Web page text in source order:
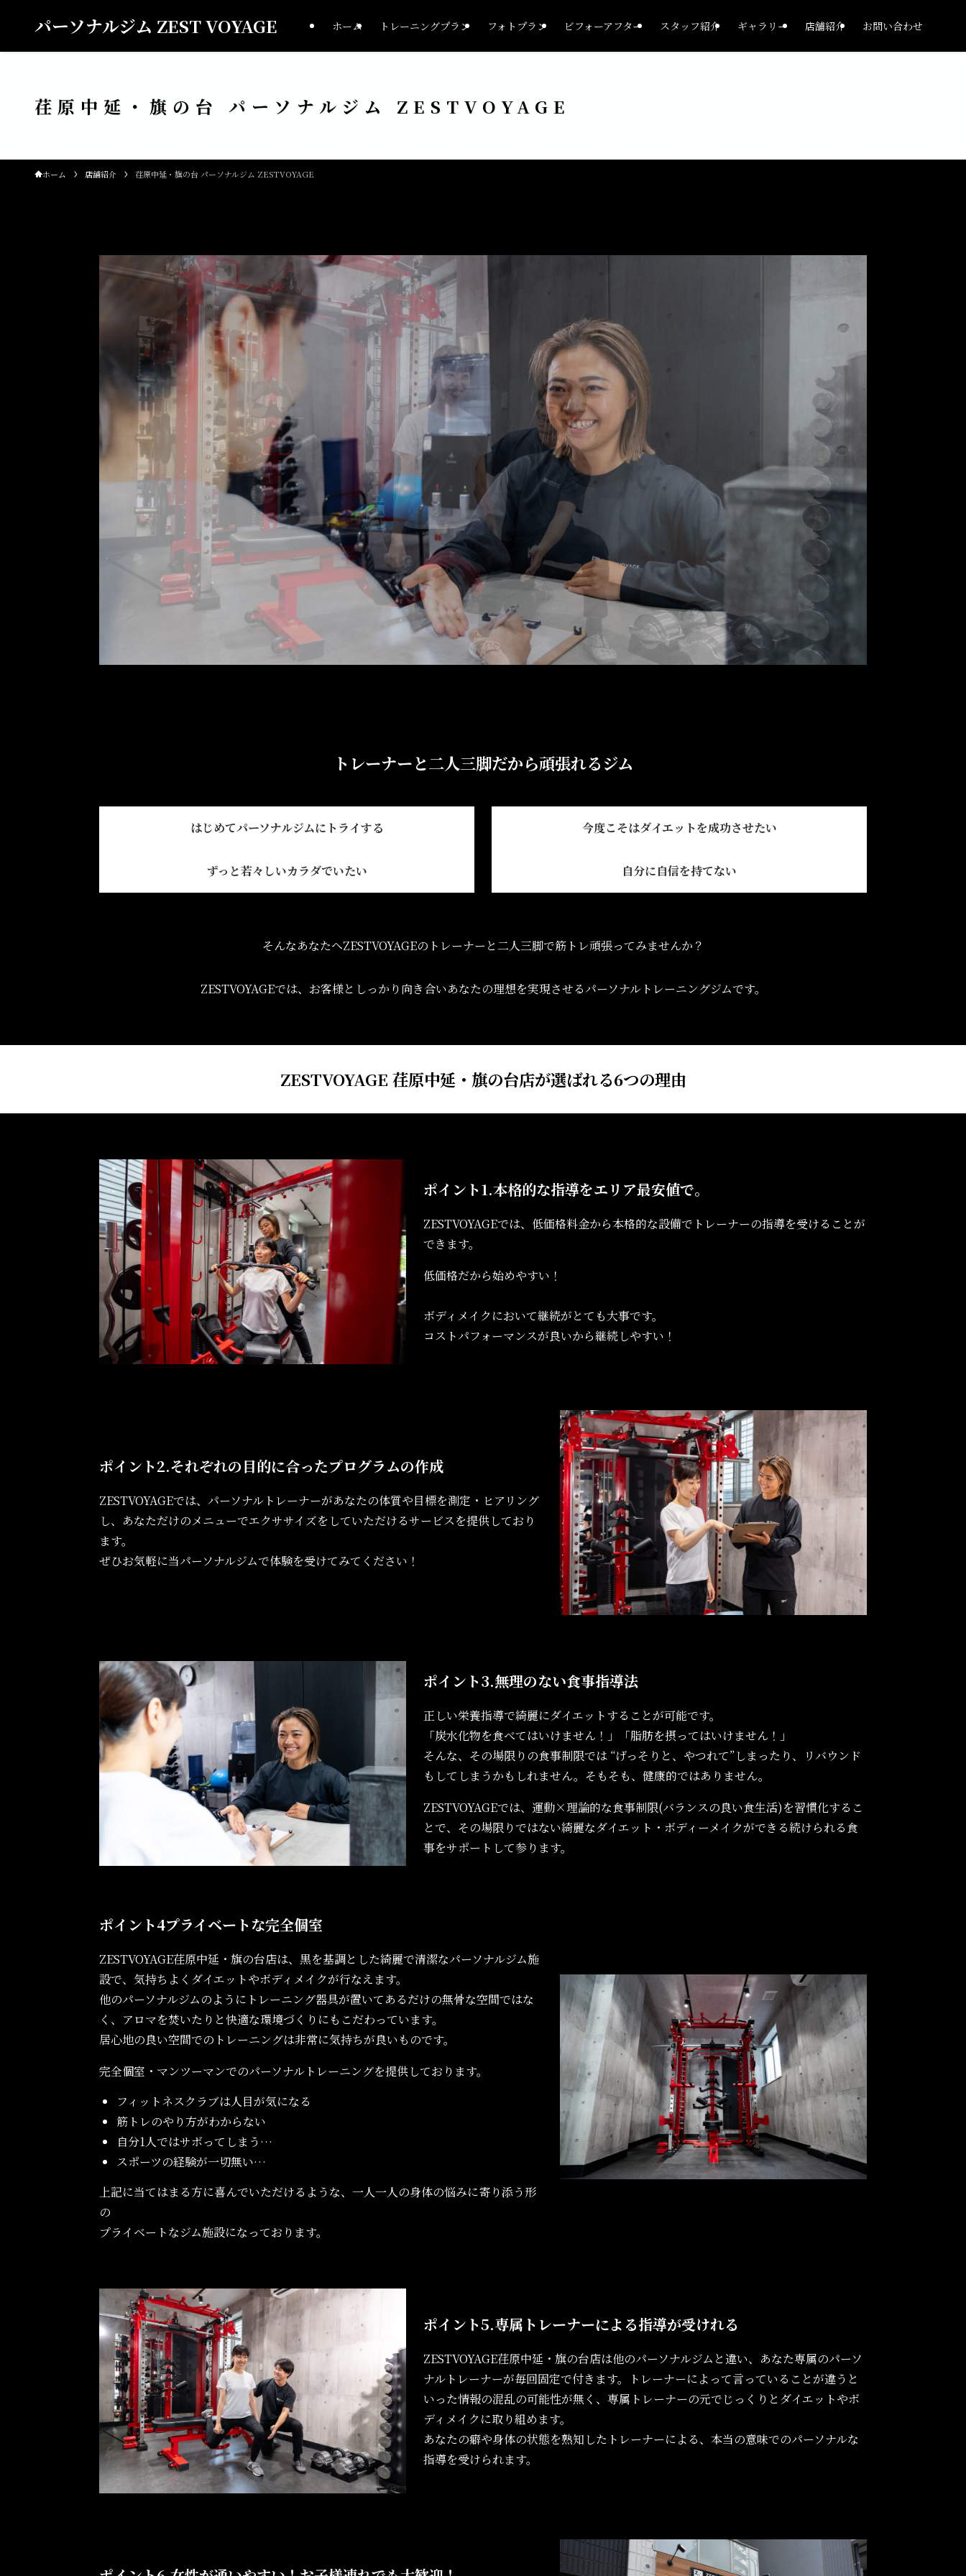
パーソナルジム ZEST VOYAGE ホーム トレーニングプラン フォトプラン ビフォーアフター スタッフ紹介 ギャラリー 店舗紹介 お問い合わせ
荏原中延・旗の台 パーソナルジム ZESTVOYAGE
ホーム 店舗紹介 荏原中延・旗の台 パーソナルジム ZESTVOYAGE
トレーナーと二人三脚だから頑張れるジム
はじめてパーソナルジムにトライする 今度こそはダイエットを成功させたい
ずっと若々しいカラダでいたい 自分に自信を持てない
そんなあなたへZESTVOYAGEの トレーナーと二人三脚で筋トレ頑張ってみませんか？
ZESTVOYAGEでは、 お客様としっかり向き合いあなたの理想を実現させるパーソナルトレーニングジムです。
ZESTVOYAGE 荏原中延・旗の台店が選ばれる6つの理由
ポイント1.本格的な指導をエリア最安値で。
ZESTVOYAGEでは、低価格料金から本格的な設備でトレーナーの指導を受けることが
できます。
低価格だから始めやすい！
ボディメイクにおいて継続がとても大事です。
コストパフォーマンスが良いから継続しやすい！
ポイント2.それぞれの目的に合ったプログラムの作成
ZESTVOYAGEでは、パーソナルトレーナーがあなたの体質や目標を測定・ヒアリング
し、あなただけのメニューでエクササイズをしていただけるサービスを提供しており
ます。
ぜひお気軽に当パーソナルジムで体験を受けてみてください！
ポイント3.無理のない食事指導法
正しい栄養指導で綺麗にダイエットすることが可能です。
「炭水化物を食べてはいけません！」「脂肪を摂ってはいけません！」
そんな、その場限りの食事制限では “げっそりと、やつれて”しまったり、リバウンド
もしてしまうかもしれません。そもそも、健康的ではありません。
ZESTVOYAGEでは、運動×理論的な食事制限(バランスの良い食生活)を習慣化するこ
とで、その場限りではない綺麗なダイエット・ボディーメイクができる続けられる食
事をサポートして参ります。
ポイント4プライベートな完全個室
ZESTVOYAGE荏原中延・旗の台店は、黒を基調とした綺麗で清潔なパーソナルジム施
設で、気持ちよくダイエットやボディメイクが行なえます。
他のパーソナルジムのようにトレーニング器具が置いてあるだけの無骨な空間ではな
く、アロマを焚いたりと快適な環境づくりにもこだわっています。
居心地の良い空間でのトレーニングは非常に気持ちが良いものです。
完全個室・マンツーマンでのパーソナルトレーニングを提供しております。
フィットネスクラブは人目が気になる
筋トレのやり方がわからない
自分1人ではサボってしまう…
スポーツの経験が一切無い…
上記に当てはまる方に喜んでいただけるような、一人一人の身体の悩みに寄り添う形
の
プライベートなジム施設になっております。
ポイント5.専属トレーナーによる指導が受けれる
ZESTVOYAGE荏原中延・旗の台店は他のパーソナルジムと違い、あなた専属のパーソ
ナルトレーナーが毎回固定で付きます。トレーナーによって言っていることが違うと
いった情報の混乱の可能性が無く、専属トレーナーの元でじっくりとダイエットやボ
ディメイクに取り組めます。
あなたの癖や身体の状態を熟知したトレーナーによる、本当の意味でのパーソナルな
指導を受けられます。